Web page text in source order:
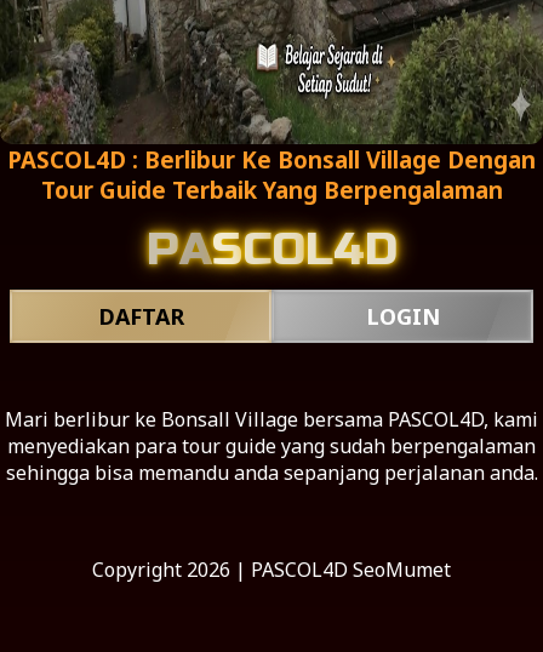
PASCOL4D : Berlibur Ke Bonsall Village Dengan
Tour Guide Terbaik Yang Berpengalaman
PASCOL4D
DAFTAR LOGIN
Mari berlibur ke Bonsall Village bersama PASCOL4D, kami
menyediakan para tour guide yang sudah berpengalaman
sehingga bisa memandu anda sepanjang perjalanan anda.
Copyright 2026 | PASCOL4D SeoMumet